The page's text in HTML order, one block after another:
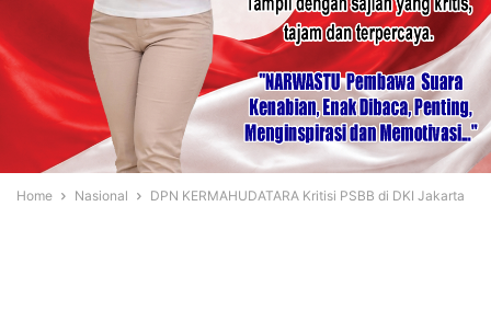
Home Nasional DPN KERMAHUDATARA Kritisi PSBB di DKI Jakarta